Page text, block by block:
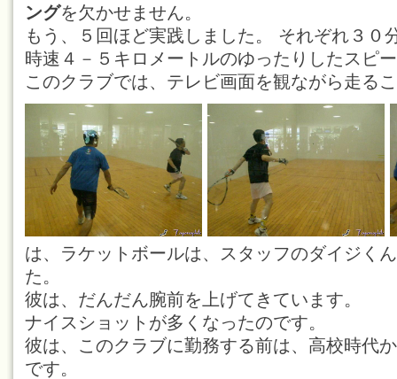
ングを欠かせません。
もう、５回ほど実践しました。 それぞれ３０
時速４－５キロメートルのゆったりしたスピ
このクラブでは、テレビ画面を観ながら走る
は、ラケットボールは、スタッフのダイジく
た。
彼は、だんだん腕前を上げてきています。
ナイスショットが多くなったのです。
彼は、このクラブに勤務する前は、高校時代
です。